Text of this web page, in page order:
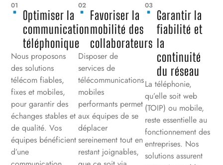
01
Optimiser la
communication
téléphonique
Nous proposons
des solutions
télécom fiables,
fixes et mobiles,
pour garantir des
échanges stables et
de qualité. Vos
équipes bénéficient
d’une
02
Favoriser la
mobilité des
collaborateurs
Disposer de
services de
télécommunications
mobiles
performants permet
aux équipes de se
déplacer
sereinement tout en
restant joignables,
03
Garantir la
fiabilité et
la
continuité
du réseau
La téléphonie,
qu’elle soit web
(TOIP) ou mobile,
reste essentielle au
fonctionnement des
entreprises. Nos
solutions assurent